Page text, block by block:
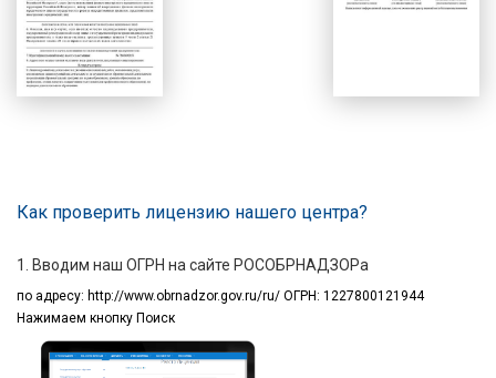
Как проверить лицензию нашего центра?
1. Вводим наш ОГРН на сайте РОСОБРНАДЗОРа
по адресу: http://www.obrnadzor.gov.ru/ru/ ОГРН: 1227800121944
Нажимаем кнопку Поиск